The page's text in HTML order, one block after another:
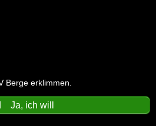
Ja, ich will